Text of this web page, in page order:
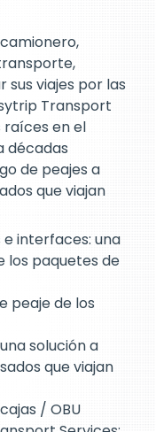
sus viajes por las
Transport
raíces en el
décadas
de peajes a
que viajan
interfaces: una
los paquetes de
peaje de los
solución a
que viajan
/ OBU